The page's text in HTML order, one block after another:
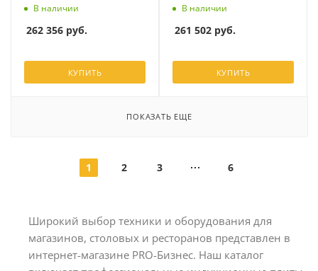
В наличии
262 356 руб.
КУПИТЬ
В наличии
261 502 руб.
КУПИТЬ
ПОКАЗАТЬ ЕЩЕ
1 2 3 6
Широкий выбор техники и оборудования для
магазинов, столовых и ресторанов представлен в
интернет-магазине PRO-Бизнес. Наш каталог